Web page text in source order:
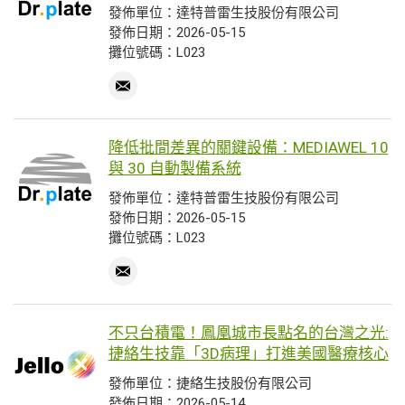
發佈單位：達特普雷生技股份有限公司
發佈日期：2026-05-15
攤位號碼：L023
降低批間差異的關鍵設備：MEDIAWEL 10
與 30 自動製備系統
發佈單位：達特普雷生技股份有限公司
發佈日期：2026-05-15
攤位號碼：L023
不只台積電！鳳凰城市長點名的台灣之光:
捷絡生技靠「3D病理」打進美國醫療核心
發佈單位：捷絡生技股份有限公司